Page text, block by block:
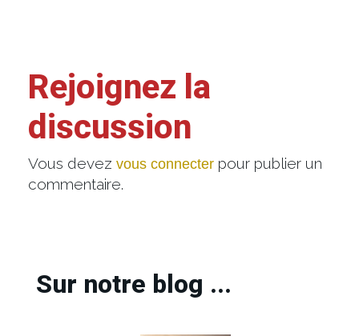
Rejoignez la
discussion
Vous devez vous connecter pour publier un
commentaire.
Sur notre blog ...